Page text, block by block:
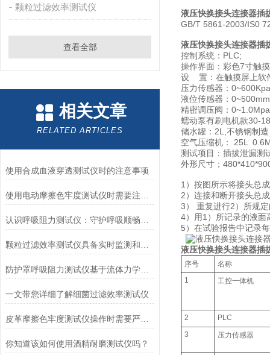
颗粒过滤效率测试仪
查看全部
相关文章
RELATED ARTICLES
使用合成血液穿透测试仪时的注意事项
防护罩呼吸阻力测试仪基于流体力学与压力传感技术
一文带您详细了解细菌过滤效率测试仪
皮革摩擦色牢度测试仪操作时需要严格遵循规程
你知道该如何使用酒精耐磨测试仪吗？
液压快换接头连接器插
GB/T 5861-2003/IS0
液压快换接头连接器插
控制系统：PLC;
操作界面：彩色7寸触
设 置：在触摸屏上软
压力传感器：
液位传感器：
精密调压阀：
蠕动泵有刷电机款30-
储水罐：2L,不锈钢制
空气压缩机： 25L
测试项目：插拔泄漏测
外形尺寸；
1）按图所示将接头总
2）连接和断开接头总
3） 重复进行2）所规
4）用1）所记录的液面
5）在试验报告中记录
液压快换接头连接器插
序号
名称
1
工控一体机
2
PLC
3
压力传感器